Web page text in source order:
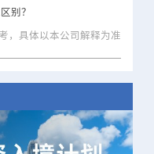
别？
，具体以本公司解释为准